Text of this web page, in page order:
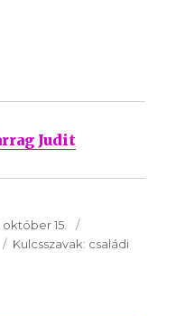
Judit
15.
Kulcsszavak: Kulcsszavak:
családi